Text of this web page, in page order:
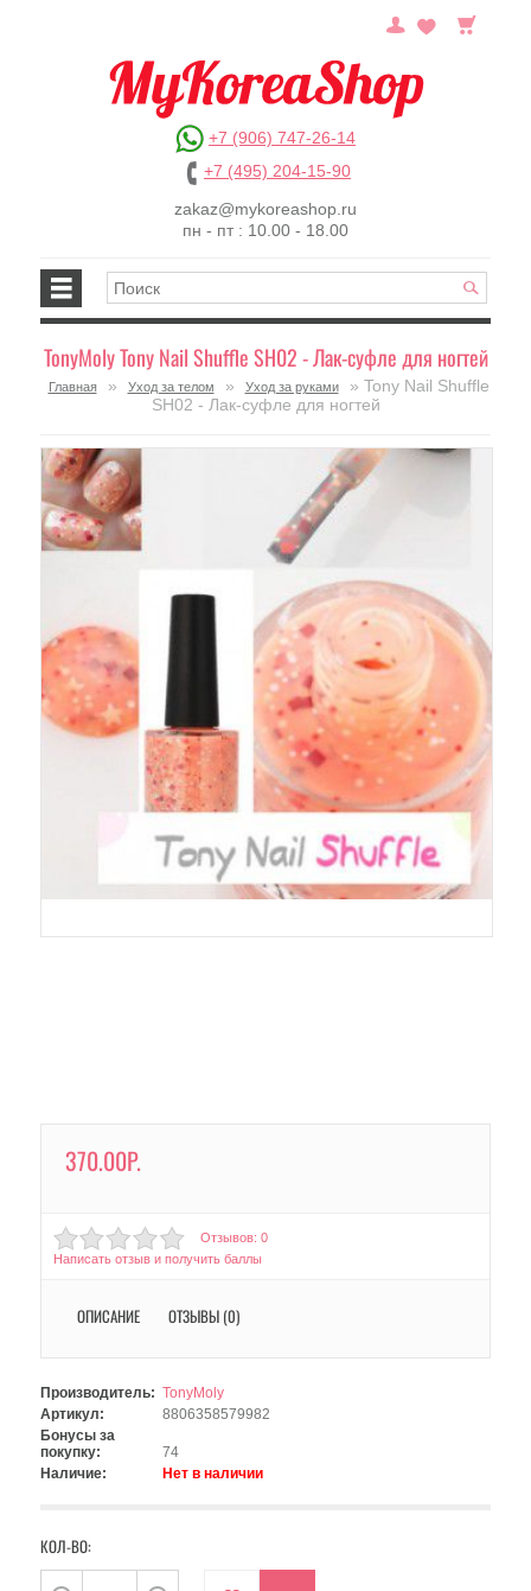
+7 (906) 747-26-14
+7 (495) 204-15-90
zakaz@mykoreashop.ru
пн - пт : 10.00 - 18.00
TonyMoly Tony Nail Shuffle SH02 - Лак-суфле для ногтей
Главная » Уход за телом » Уход за руками
» Tony Nail Shuffle
SH02 - Лак-суфле для ногтей
370.00Р.
Отзывов: 0
Написать отзыв и получить баллы
ОПИСАНИЕ ОТЗЫВЫ (0)
Производитель: TonyMoly
Артикул:
8806358579982
Бонусы за
покупку:
74
Наличие:
Нет в наличии
КОЛ-ВО: